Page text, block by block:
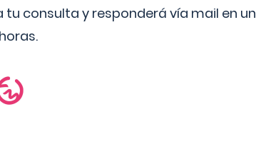
consulta y responderá vía mail en un